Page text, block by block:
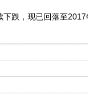
跌，现已回落至2017